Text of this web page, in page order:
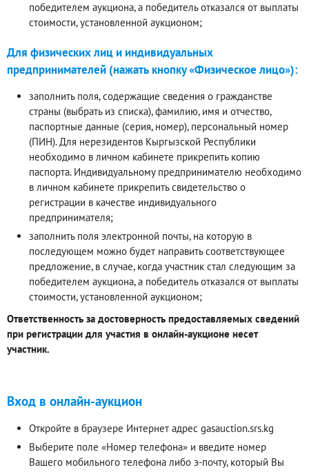
победителем аукциона, а победитель отказался от выплаты
стоимости, установленной аукционом;
Для физических лиц и индивидуальных
предпринимателей (нажать кнопку «Физическое лицо»):
заполнить поля, содержащие сведения о гражданстве
страны (выбрать из списка), фамилию, имя и отчество,
паспортные данные (серия, номер), персональный номер
(ПИН). Для нерезидентов Кыргызской Республики
необходимо в личном кабинете прикрепить копию
паспорта. Индивидуальному предпринимателю необходимо
в личном кабинете прикрепить свидетельство о
регистрации в качестве индивидуального
предпринимателя;
заполнить поля электронной почты, на которую в
последующем можно будет направить соответствующее
предложение, в случае, когда участник стал следующим за
победителем аукциона, а победитель отказался от выплаты
стоимости, установленной аукционом;
Ответственность за достоверность предоставляемых сведений
при регистрации для участия в онлайн-аукционе несет
участник.
Вход в онлайн-аукцион
Откройте в браузере Интернет адрес gasauction.srs.kg
Выберите поле «Номер телефона» и введите номер
Вашего мобильного телефона либо э-почту, который Вы